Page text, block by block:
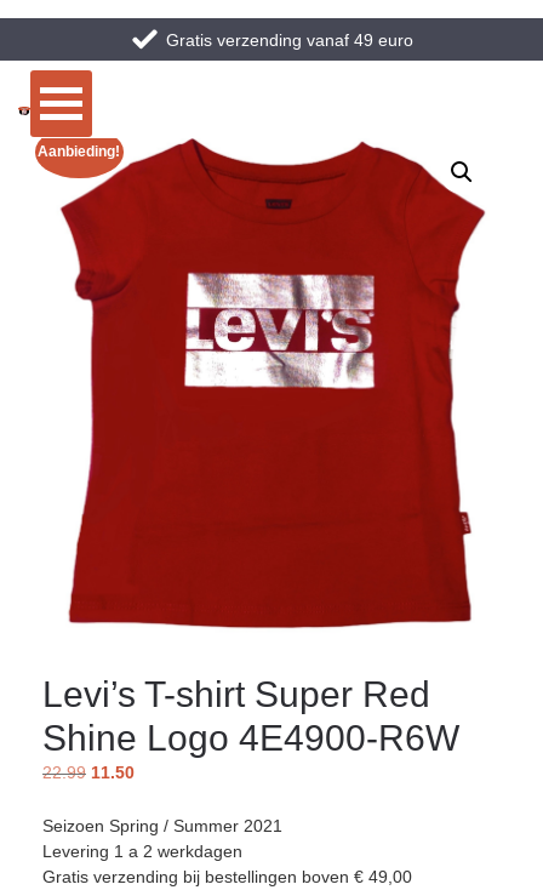
Gratis verzending vanaf 49 euro
Aanbieding!
Levi’s T-shirt Super Red
Shine Logo 4E4900-R6W
22.99 11.50
Seizoen Spring / Summer 2021
Levering 1 a 2 werkdagen
Gratis verzending bij bestellingen boven € 49,00